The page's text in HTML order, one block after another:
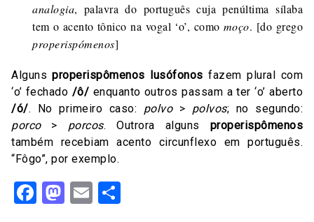
analogia, palavra do português cuja penúltima sílaba
tem o acento tônico na vogal ‘o’, como moço. [do grego
properispómenos]
Algunsproperispômenos lusófonos fazem plural com
‘o’ fechado /ô/ enquanto outros passam a ter ‘o’ aberto
/ó/. No primeiro caso: polvo> polvos; no segundo:
porco> porcos. Outrora alguns properispômenos
também recebiam acento circunflexo em português.
“Fôgo”, por exemplo.
Facebook
Mastodon
Email